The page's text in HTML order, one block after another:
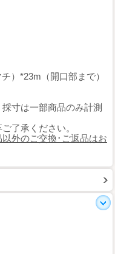
）*23m（開口部まで）
寸は一部商品のみ計測
了承ください。
外のご交換･ご返品はお